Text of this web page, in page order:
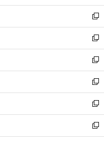
開
く
ウ
で
開
く
ン
ド
ウ
で
開
く
新
し
い
ウ
ィ
ン
ド
ウ
で
開
く
新
し
い
ウ
ィ
ン
ド
ウ
で
開
新
し
い
ウ
ィ
ン
ド
ウ
新
し
い
ウ
ィ
ン
新
し
い
ウ
新
し